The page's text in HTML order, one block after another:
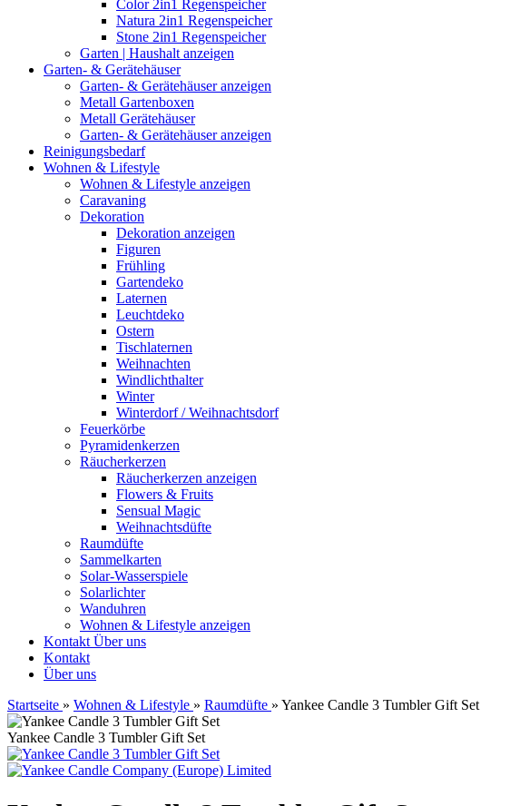
Color 2in1 Regenspeicher
Natura 2in1 Regenspeicher
Stone 2in1 Regenspeicher
Garten | Haushalt anzeigen
Garten- & Gerätehäuser
Garten- & Gerätehäuser anzeigen
Metall Gartenboxen
Metall Gerätehäuser
Garten- & Gerätehäuser anzeigen
Reinigungsbedarf
Wohnen & Lifestyle
Wohnen & Lifestyle anzeigen
Caravaning
Dekoration
Dekoration anzeigen
Figuren
Frühling
Gartendeko
Laternen
Leuchtdeko
Ostern
Tischlaternen
Weihnachten
Windlichthalter
Winter
Winterdorf / Weihnachtsdorf
Feuerkörbe
Pyramidenkerzen
Räucherkerzen
Räucherkerzen anzeigen
Flowers & Fruits
Sensual Magic
Weihnachtsdüfte
Raumdüfte
Sammelkarten
Solar-Wasserspiele
Solarlichter
Wanduhren
Wohnen & Lifestyle anzeigen
Kontakt Über uns
Kontakt
Über uns
Startseite » Wohnen & Lifestyle » Raumdüfte » Yankee Candle 3 Tumbler Gift Set
Yankee Candle 3 Tumbler Gift Set